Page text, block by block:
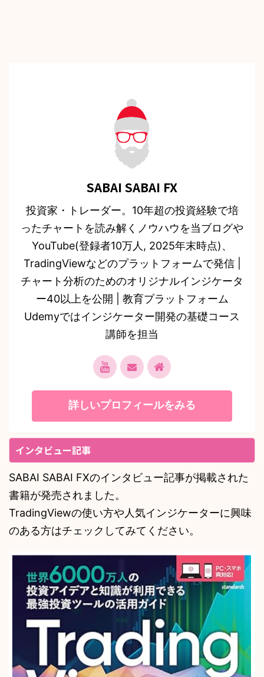
SABAI SABAI FX
投資家・トレーダー。10年超の投資経験で培
ったチャートを読み解くノウハウを当ブログや
YouTube(登録者10万人, 2025年末時点)、
TradingViewなどのプラットフォームで発信 |
チャート分析のためのオリジナルインジケータ
ー40以上を公開 | 教育プラットフォーム
Udemyではインジケーター開発の基礎コース
講師を担当
詳しいプロフィールをみる
インタビュー記事
SABAI SABAI FXのインタビュー記事が掲載された
書籍が発売されました。
TradingViewの使い方や人気インジケーターに興味
のある方はチェックしてみてください。